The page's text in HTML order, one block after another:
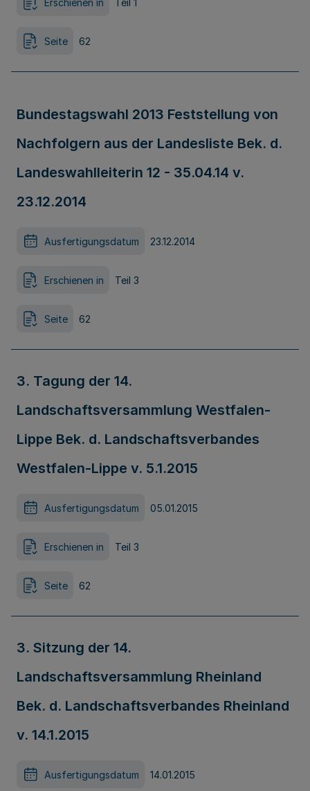
Seite 62
Bundestagswahl 2013 Feststellung von
Nachfolgern aus der Landesliste Bek. d.
Landeswahlleiterin 12 - 35.04.14 v.
23.12.2014
Ausfertigungsdatum 23.12.2014
Erschienen in Teil 3
Seite 62
3. Tagung der 14.
Landschaftsversammlung Westfalen-
Lippe Bek. d. Landschaftsverbandes
Westfalen-Lippe v. 5.1.2015
Ausfertigungsdatum 05.01.2015
Erschienen in Teil 3
Seite 62
3. Sitzung der 14.
Landschaftsversammlung Rheinland
Bek. d. Landschaftsverbandes Rheinland
v. 14.1.2015
Ausfertigungsdatum 14.01.2015